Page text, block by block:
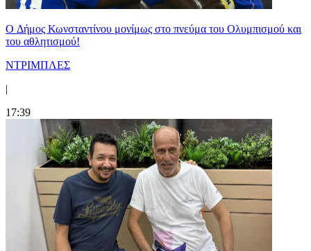
O Δήμος Κωνσταντίνου μονίμως στο πνεύμα του Ολυμπισμού και
του αθλητισμού!
ΝΤΡΙΜΠΛΕΣ
|
17:39